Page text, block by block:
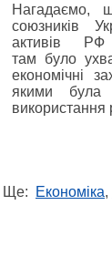
Нагадаємо,
союзників
активів
там було
економічні
якими була
використання
Ще: Економіка,